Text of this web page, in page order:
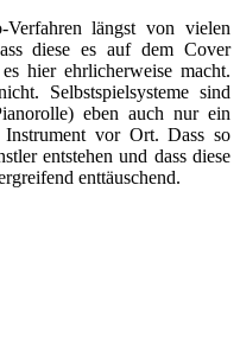
längst von vielen
diese es auf dem Cover
hier ehrlicherweise macht.
Selbstspielsysteme sind
eben auch nur ein
vor Ort. Dass so
entstehen und dass diese
enttäuschend.